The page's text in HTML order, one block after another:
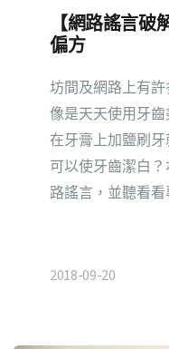
【網路謠言
偏方
坊間及網路上有
像是天天使用牙
在牙膏上加鹽刷
可以使牙齒潔白
路謠言，並聽看
2018-09-20